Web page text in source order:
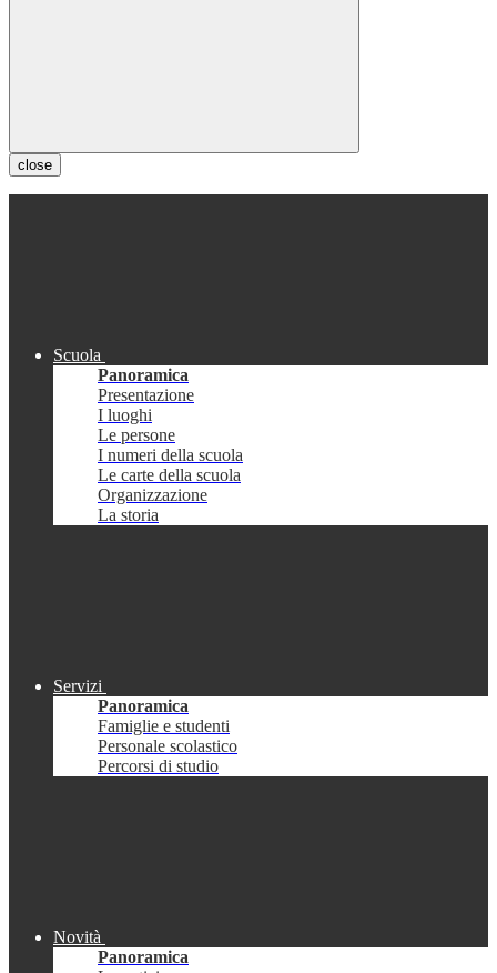
close
Scuola
Panoramica
Presentazione
I luoghi
Le persone
I numeri della scuola
Le carte della scuola
Organizzazione
La storia
Servizi
Panoramica
Famiglie e studenti
Personale scolastico
Percorsi di studio
Novità
Panoramica